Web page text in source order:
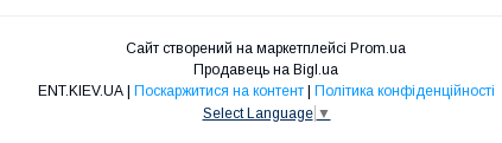
Сайт створений на маркетплейсі Prom.ua
Продавець на Bigl.ua
ENT.KIEV.UA | Поскаржитися на контент | Політика конфіденційності
Select Language ▼